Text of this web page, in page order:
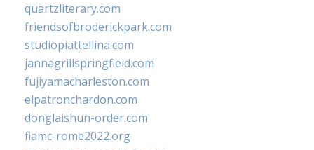
quartzliterary.com
friendsofbroderickpark.com
studiopiattellina.com
jannagrillspringfield.com
fujiyamacharleston.com
elpatronchardon.com
donglaishun-order.com
fiamc-rome2022.org